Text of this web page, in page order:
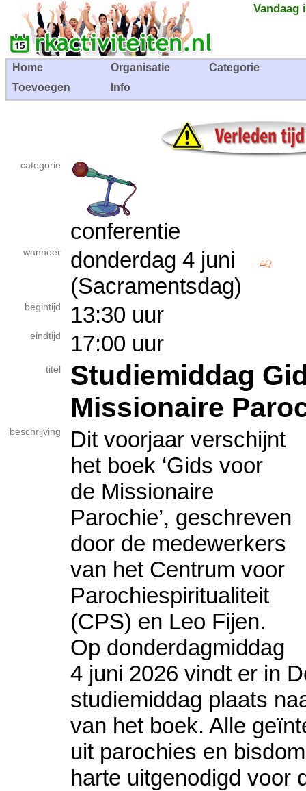
Vandaag
Home Organisatie
Categorie
Toevoegen
Info
categorie
conferentie
wanneer
donderdag 4 juni
(Sacramentsdag)
begintijd 13:30 uur
eindtijd 17:00 uur
titel
Studiemiddag
Missionaire
beschrijving
Dit voorjaar verschijnt
het boek ‘Gids voor
de Missionaire
Parochie’, geschreven
door de medewerkers
van het Centrum voor
Parochiespiritualiteit
(CPS) en Leo Fijen.
Op donderdagmiddag
4 juni 2026 vindt er in
studiemiddag plaats
van het boek. Alle
uit parochies en
harte uitgenodigd voor